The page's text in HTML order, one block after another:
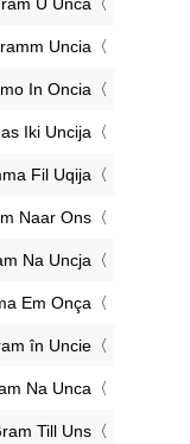
Uncia
In Oncia
Iki Uncija
Fil Uqija
Naar Ons
Na Uncja
Em Onça
în Uncie
Na Unca
Till Uns